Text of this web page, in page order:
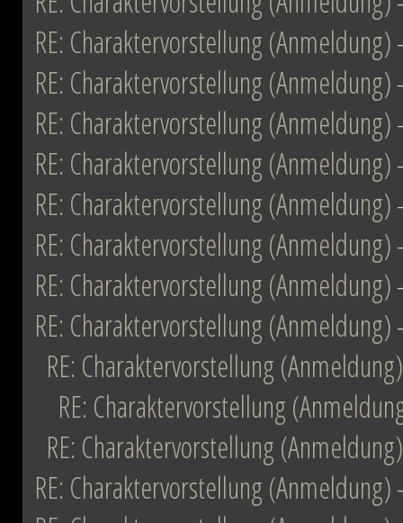
RE: Charaktervorstellung (Anmeldung)
RE: Charaktervorstellung (Anmeldung)
RE: Charaktervorstellung (Anmeldung)
RE: Charaktervorstellung (Anmeldung)
RE: Charaktervorstellung (Anmeldung)
RE: Charaktervorstellung (Anmeldung)
RE: Charaktervorstellung (Anmeldung)
RE: Charaktervorstellung (Anmeldung)
RE: Charaktervorstellung (Anmeldung)
RE: Charaktervorstellung
RE: Charaktervorstellung (Anmeldung)
RE: Charaktervorstellung (Anmeldung)